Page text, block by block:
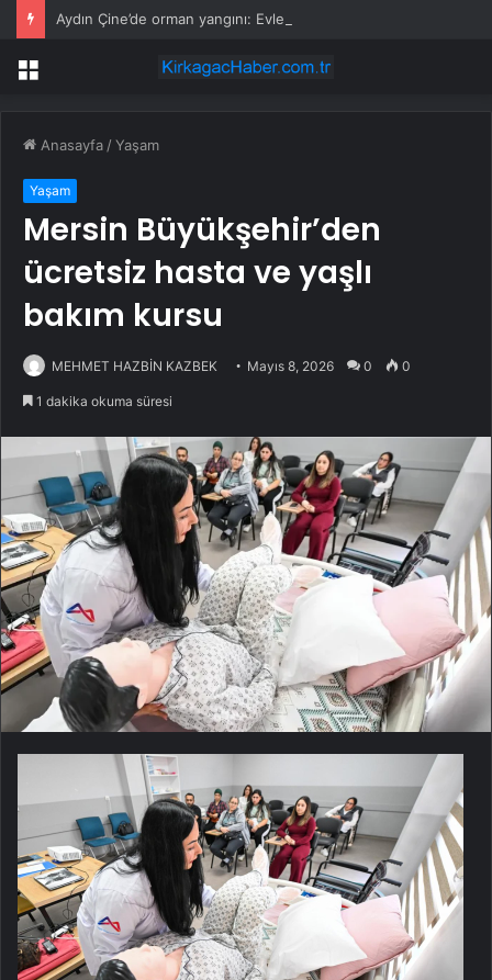
Menü
Anasayfa /Yaşam
Yaşam
Mersin Büyükşehir’den
ücretsiz hasta ve yaşlı
bakım kursu
MEHMET HAZBİN KAZBEK Mayıs 8, 2026 0 0
1 dakika okuma süresi